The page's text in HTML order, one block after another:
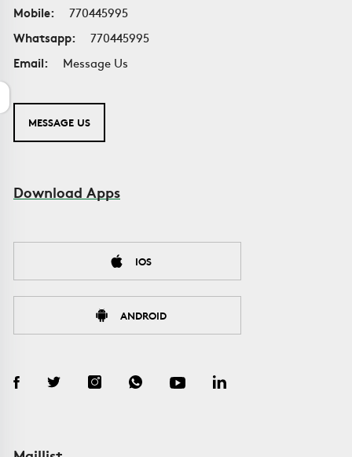
Mobile:
770445995
Whatsapp:
770445995
Email:
Message Us
MESSAGE US
Download Apps
IOS
ANDROID